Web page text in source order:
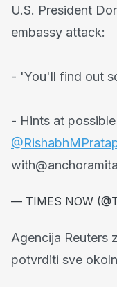
U.S. President
embassy attack:
- 'You'll find out
- Hints at
— TIMES NOW
Agencija Reuters
potvrditi sve